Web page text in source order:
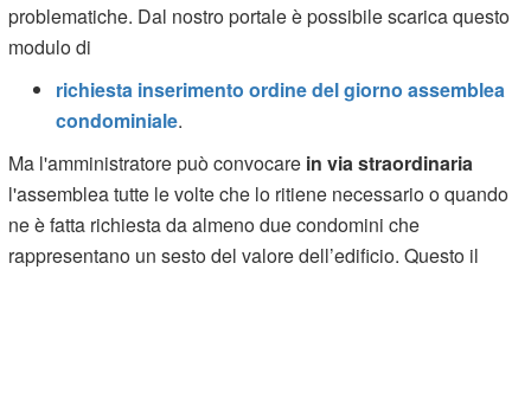
problematiche. Dal nostro portale è possibile scarica questo
modulo di
richiesta inserimento ordine del giorno assemblea
condominiale.
Ma l'amministratore può convocare in via straordinaria
l'assemblea tutte le volte che lo ritiene necessario o quando
ne è fatta richiesta da almeno due condomini che
rappresentano un sesto del valore dell’edificio. Questo il